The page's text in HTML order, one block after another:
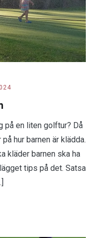
på en liten golftur? Då
hur barnen är klädda.
kläder barnen ska ha
tips på det. Satsa